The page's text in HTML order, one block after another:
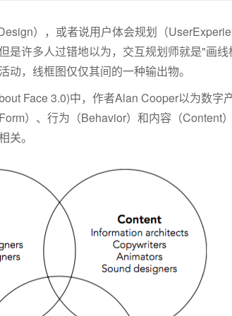
），或者说用户体会规划（
是许多人过错地以为，交互规划师就是"画
动，线框图仅仅其间的一种输出物。
Face 3.0)中，作者Alan Cooper以为数字
）、行为（Behavior）和内容（Content
关。